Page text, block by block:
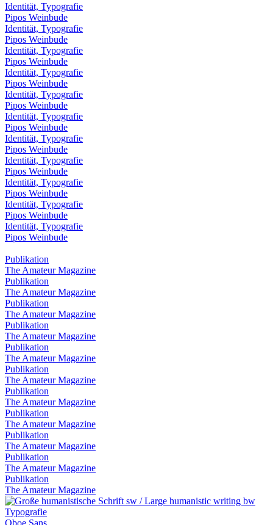
Identität, Typografie
Pipos Weinbude
Identität, Typografie
Pipos Weinbude
Identität, Typografie
Pipos Weinbude
Identität, Typografie
Pipos Weinbude
Identität, Typografie
Pipos Weinbude
Identität, Typografie
Pipos Weinbude
Identität, Typografie
Pipos Weinbude
Identität, Typografie
Pipos Weinbude
Identität, Typografie
Pipos Weinbude
Identität, Typografie
Pipos Weinbude
Identität, Typografie
Pipos Weinbude
Publikation
The Amateur Magazine
Publikation
The Amateur Magazine
Publikation
The Amateur Magazine
Publikation
The Amateur Magazine
Publikation
The Amateur Magazine
Publikation
The Amateur Magazine
Publikation
The Amateur Magazine
Publikation
The Amateur Magazine
Publikation
The Amateur Magazine
Publikation
The Amateur Magazine
Publikation
The Amateur Magazine
Typografie
Oboe Sans